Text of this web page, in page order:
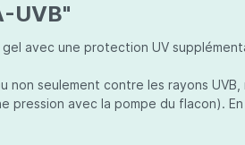
UVB"
avec une protection UV
seulement contre les rayons UVB,
avec la pompe du flacon).